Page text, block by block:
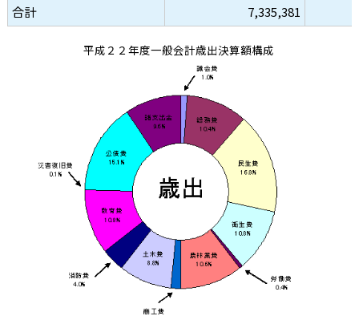
合計
7,335,381
平成２２年度一般会計歳出決算額構成